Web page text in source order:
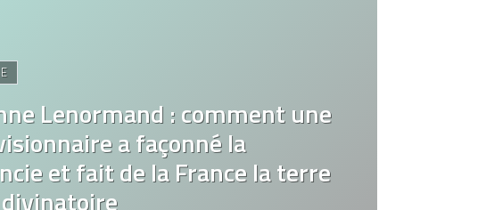
Lenormand : comment une
a façonné la
et fait de la France la terre